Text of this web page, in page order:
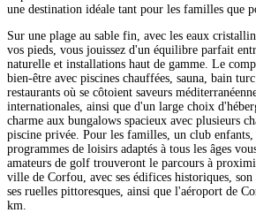
une destination idéale tant pour les familles que
Sur une plage au sable fin, avec les eaux
vos pieds, vous jouissez d'un équilibre parfait
naturelle et installations haut de gamme. Le
bien-être avec piscines chauffées, sauna, bain
restaurants où se côtoient saveurs
internationales, ainsi que d'un large choix
charme aux bungalows spacieux avec plusieurs
piscine privée. Pour les familles, un club
programmes de loisirs adaptés à tous les âges
amateurs de golf trouveront le parcours à
ville de Corfou, avec ses édifices historiques,
ses ruelles pittoresques, ainsi que l'aéroport de
km.